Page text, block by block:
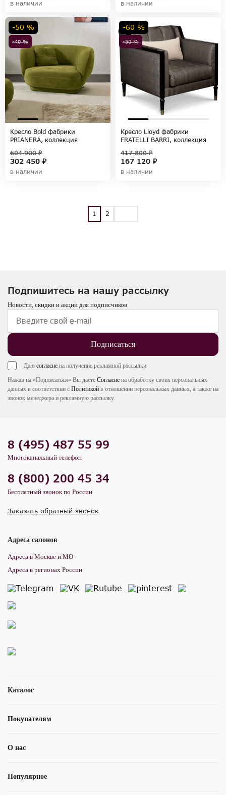
в наличии в наличии
-40 %
-50 %
Кресло Bold фабрики
PRIANERA, коллекция
302 450 ₽
604 900 ₽
в наличии
-50 %
-60 %
Кресло Lloyd фабрики
FRATELLI BARRI, коллекция
167 120 ₽
417 800 ₽
в наличии
1 2
Подпишитесь на нашу рассылку
Новости, скидки и акции для подписчиков
Подписаться
Даю согласие на получение рекламной рассылки
Нажав на «Подписаться» Вы даете Согласие на обработку своих персональных
данных в соответствии с Политикой в отношении персональных данных, а также на
звонок менеджера и рекламную рассылку.
Каталог
Покупателям
О нас
Популярное
8 (495) 487 55 99
Многоканальный телефон
8 (800) 200 45 34
Бесплатный звонок по России
Заказать обратный звонок
Адреса салонов
Адреса в Москве и МО
Адреса в регионах России